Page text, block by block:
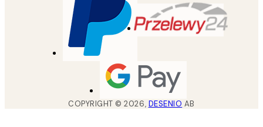
COPYRIGHT ©2026, DESENIO AB